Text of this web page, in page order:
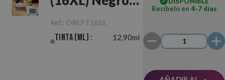
Original
Ref.: OREPT1631
Tinta (ml) : 12,90ml
Recíbelo en 4-7 días